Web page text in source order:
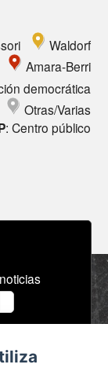
Waldorf
Amara-Berri
democrática
Otras/Varias
: Centro público
/ Empleo